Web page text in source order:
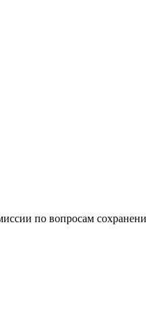
по вопросам